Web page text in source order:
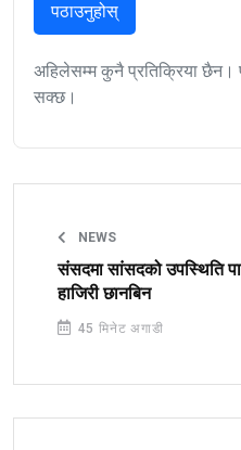
पठाउनुहोस्
अहिलेसम्म कुनै प्रतिक्रिया छैन।
सक्छ।
NEWS
संसदमा सांसदको उपस्थिति
हाजिरी छानबिन
45 मिनेट अगाडी